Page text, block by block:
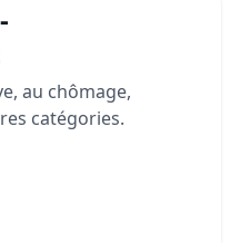
au chômage,
catégories.